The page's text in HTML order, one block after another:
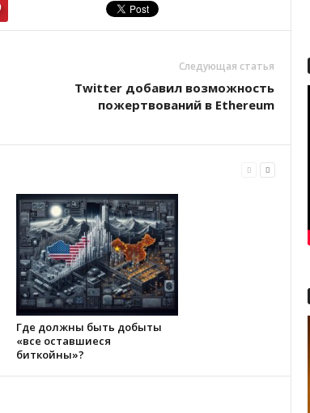
Следующая статья
Twitter добавил возможность
пожертвований в Ethereum
Где должны быть добыты
«все оставшиеся
биткойны»?